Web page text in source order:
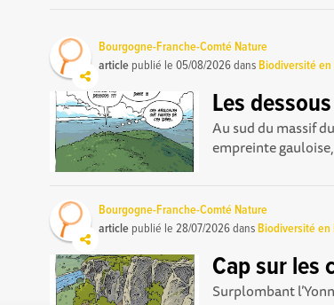
Bourgogne-Franche-Comté Nature
article publié le05/08/2026dansBiodiversité
Les
Au sud du massif
empreinte
Bourgogne-Franche-Comté Nature
article publié le28/07/2026dansBiodiversité en
Cap sur les
Surplombant